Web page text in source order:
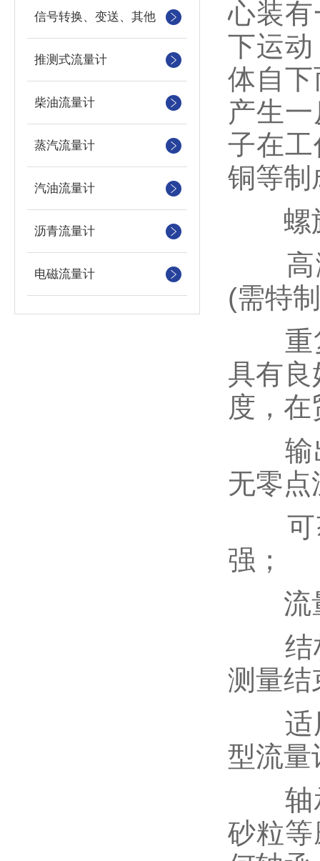
信号转换、变送、其他
推测式流量计
柴油流量计
蒸汽流量计
汽油流量计
沥青流量计
电磁流量计
心装
下运
体自
产生
子在
铜等制
螺旋
高测
(需特
重复
具有
度，
输出
无零
可获
强；
流量
结构
测量结
适用
型流量
轴承
砂粒